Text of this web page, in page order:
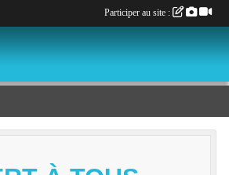
Participer au site :